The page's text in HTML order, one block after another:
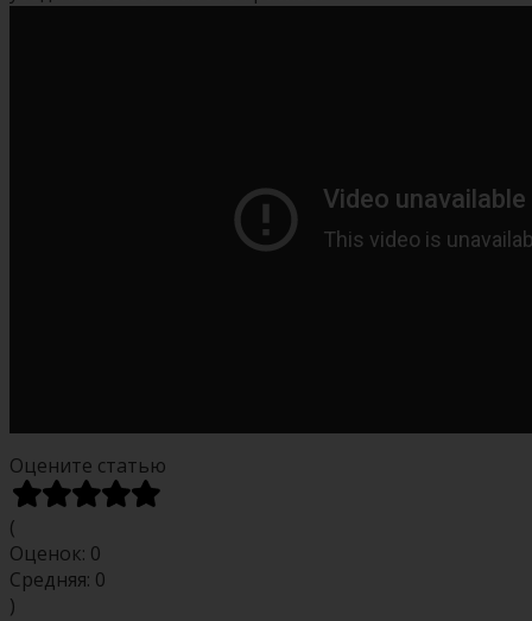
Оцените статью
(
Оценок: 0
Средняя: 0
)